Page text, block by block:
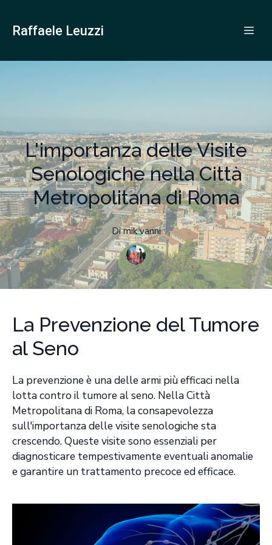
Raffaele Leuzzi
L'importanza delle Visite
Senologiche nella Città
Metropolitana di Roma
Di mik vanni
La Prevenzione del Tumore
al Seno
La prevenzione è una delle armi più efficaci nella
lotta contro il tumore al seno. Nella Città
Metropolitana di Roma, la consapevolezza
sull'importanza delle visite senologiche sta
crescendo. Queste visite sono essenziali per
diagnosticare tempestivamente eventuali anomalie
e garantire un trattamento precoce ed efficace.